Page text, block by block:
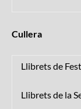
Cullera
Llibrets de
Llibrets de la